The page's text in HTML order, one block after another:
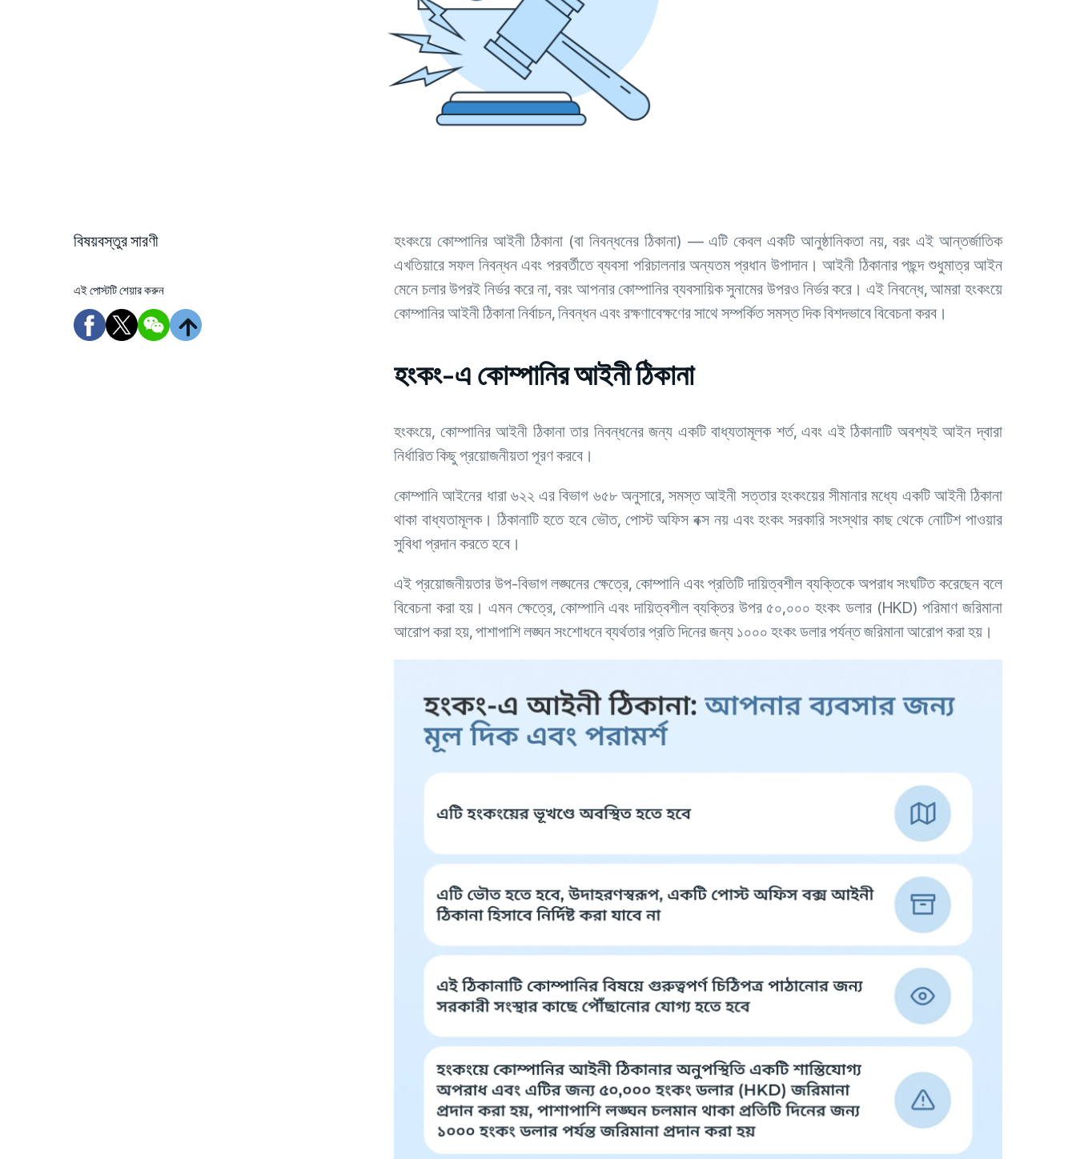
বিষয়বস্তুর সারণী
এই পোস্টটি শেয়ার করুন
হংকংয়ে কোম্পানির আইনী ঠিকানা (বা নিবন্ধনের ঠিকানা) — এটি কেবল একটি আনুষ্ঠানিকতা নয়, বরং এই আন্তর্জাতিক
এখতিয়ারে সফল নিবন্ধন এবং পরবর্তীতে ব্যবসা পরিচালনার অন্যতম প্রধান উপাদান। আইনী ঠিকানার পছন্দ শুধুমাত্র আইন
মেনে চলার উপরই নির্ভর করে না, বরং আপনার কোম্পানির ব্যবসায়িক সুনামের উপরও নির্ভর করে। এই নিবন্ধে, আমরা হংকংয়ে
কোম্পানির আইনী ঠিকানা নির্বাচন, নিবন্ধন এবং রক্ষণাবেক্ষণের সাথে সম্পর্কিত সমস্ত দিক বিশদভাবে বিবেচনা করব।
হংকং-এ কোম্পানির আইনী ঠিকানা
হংকংয়ে, কোম্পানির আইনী ঠিকানা তার নিবন্ধনের জন্য একটি বাধ্যতামূলক শর্ত, এবং এই ঠিকানাটি অবশ্যই আইন দ্বারা
নির্ধারিত কিছু প্রয়োজনীয়তা পূরণ করবে।
কোম্পানি আইনের ধারা ৬২২ এর বিভাগ ৬৫৮ অনুসারে, সমস্ত আইনী সত্তার হংকংয়ের সীমানার মধ্যে একটি আইনী ঠিকানা
থাকা বাধ্যতামূলক। ঠিকানাটি হতে হবে ভৌত, পোস্ট অফিস বক্স নয় এবং হংকং সরকারি সংস্থার কাছ থেকে নোটিশ পাওয়ার
সুবিধা প্রদান করতে হবে।
এই প্রয়োজনীয়তার উপ-বিভাগ লঙ্ঘনের ক্ষেত্রে, কোম্পানি এবং প্রতিটি দায়িত্বশীল ব্যক্তিকে অপরাধ সংঘটিত করেছেন বলে
বিবেচনা করা হয়। এমন ক্ষেত্রে, কোম্পানি এবং দায়িত্বশীল ব্যক্তির উপর ৫০,০০০ হংকং ডলার (HKD) পরিমাণ জরিমানা
আরোপ করা হয়, পাশাপাশি লঙ্ঘন সংশোধনে ব্যর্থতার প্রতি দিনের জন্য ১০০০ হংকং ডলার পর্যন্ত জরিমানা আরোপ করা হয়।